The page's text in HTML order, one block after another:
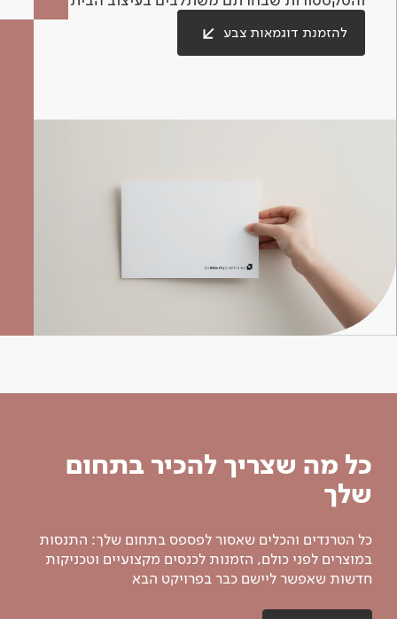
להזמנת דוגמאות צבע
כל מה שצריך להכיר בתחום
שלך
כל הטרנדים והכלים שאסור לפספס בתחום שלך: התנסות
במוצרים לפני כולם, הזמנות לכנסים מקצועיים וטכניקות
חדשות שאפשר ליישם כבר בפרויקט הבא